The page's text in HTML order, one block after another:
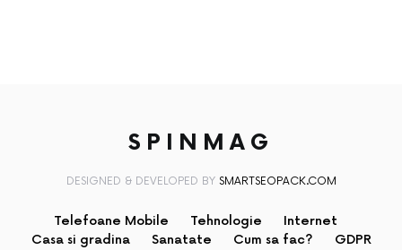
SPINMAG
DESIGNED & DEVELOPED BY SMARTSEOPACK.COM
Telefoane Mobile Tehnologie
Internet
Casa si gradina
Sanatate Cum sa fac? GDPR